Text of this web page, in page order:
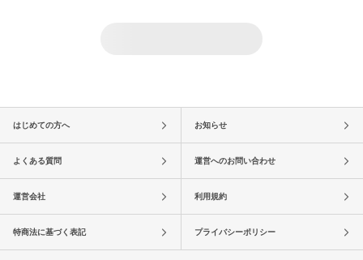
はじめての方へ お知らせ
よくある質問 運営へのお問い合わせ
運営会社 利用規約
特商法に基づく表記 プライバシーポリシー